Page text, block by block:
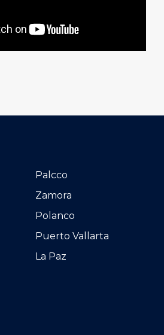
Palcco
Zamora
Polanco
Puerto Vallarta
La Paz